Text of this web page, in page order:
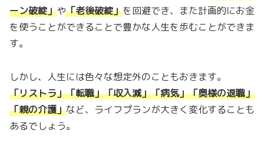
ーン破綻」や「老後破綻」を回避でき、また計画的にお金
を使うことができることで豊かな人生を歩むことができま
す。
しかし、人生には色々な想定外のこともおきます。
「リストラ」「転職」「収入減」「病気」「奥様の退職」
「親の介護」など、ライフプランが大きく変化することも
あるでしょう。